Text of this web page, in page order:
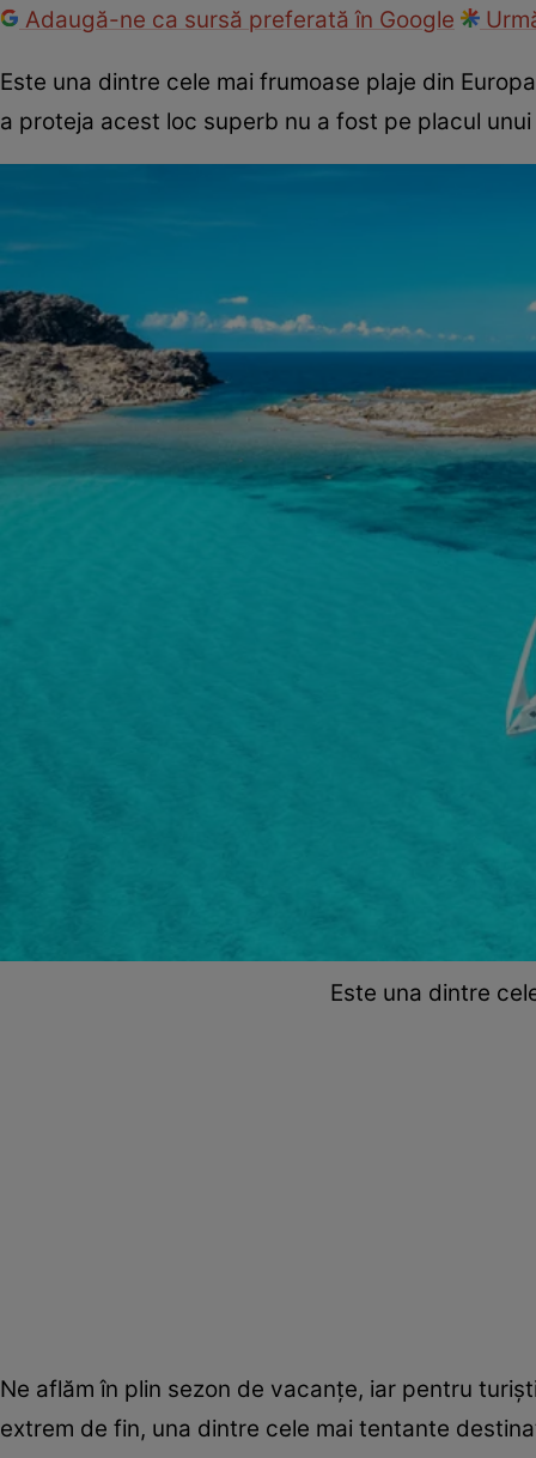
Adaugă-ne ca sursă preferată în Google
Este una dintre cele mai frumoase plaje din
a proteja acest loc superb nu a fost pe placul
Este una dintre
Ne aflăm în plin sezon de vacanțe, iar pentru
extrem de fin, una dintre cele mai tentante